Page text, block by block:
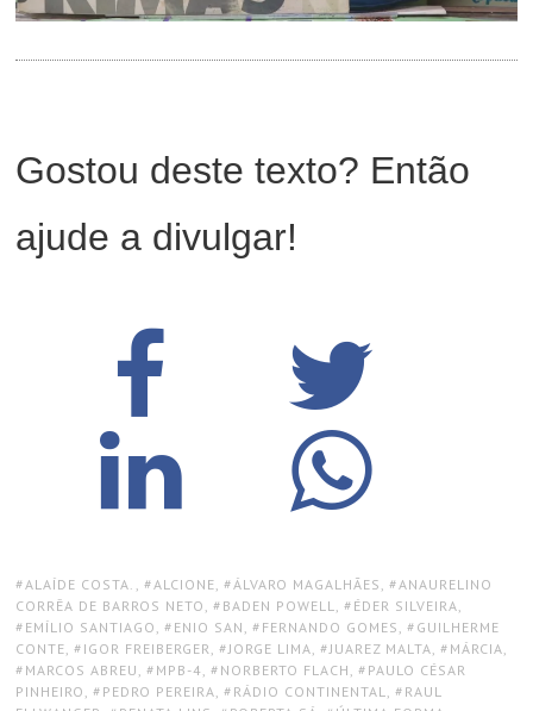
Gostou deste texto? Então
ajude a divulgar!
TAGS:
ALAÍDE COSTA. , ALCIONE , ÁLVARO MAGALHÃES , ANAURELINO
CORRÊA DE BARROS NETO , BADEN POWELL , ÉDER SILVEIRA
EMÍLIO SANTIAGO , ENIO SAN , FERNANDO GOMES , GUILHERME
CONTE , IGOR FREIBERGER , JORGE LIMA , JUAREZ MALTA , MÁRCIA
MARCOS ABREU , MPB-4 , NORBERTO FLACH , PAULO CÉSAR
PINHEIRO , PEDRO PEREIRA , RÁDIO CONTINENTAL , RAUL